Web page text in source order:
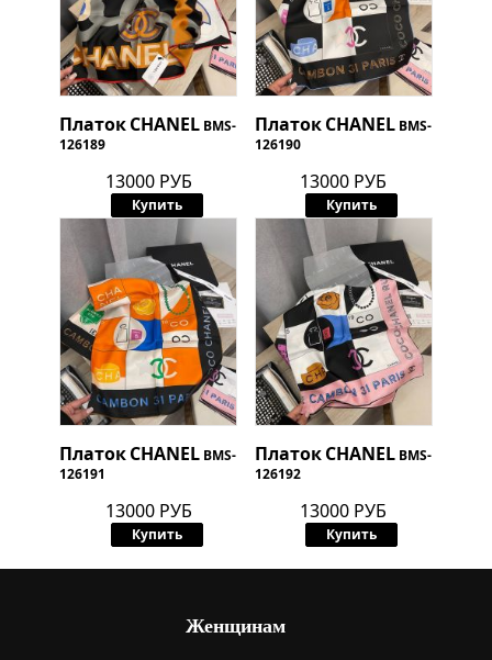
ПлатокCHANEL BMS-
126189
13000 РУБ
Купить
Платок CHANEL BMS-
126190
13000 РУБ
Купить
ПлатокCHANEL BMS-
126191
13000 РУБ
Купить
Платок CHANEL BMS-
126192
13000 РУБ
Купить
Женщинам